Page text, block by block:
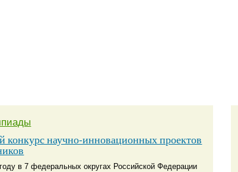
конкурс научно-инновационных проектов
в 7 федеральных округах Российской Федерации